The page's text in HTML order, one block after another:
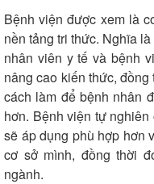
Bệnh viện được xem là
nền tảng tri thức. Nghĩa
nhân viên y tế và bệnh
nâng cao kiến thức,
cách làm để bệnh nhân
hơn. Bệnh viện tự
sẽ áp dụng phù hợp hơn
cơ sở mình, đồng thời
ngành.